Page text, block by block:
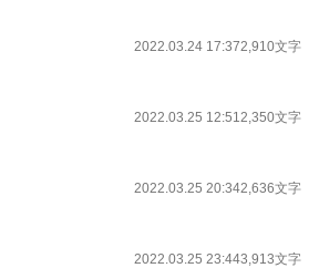
2022.03.24 17:372,910文字
2022.03.25 12:512,350文字
2022.03.25 20:342,636文字
2022.03.25 23:443,913文字